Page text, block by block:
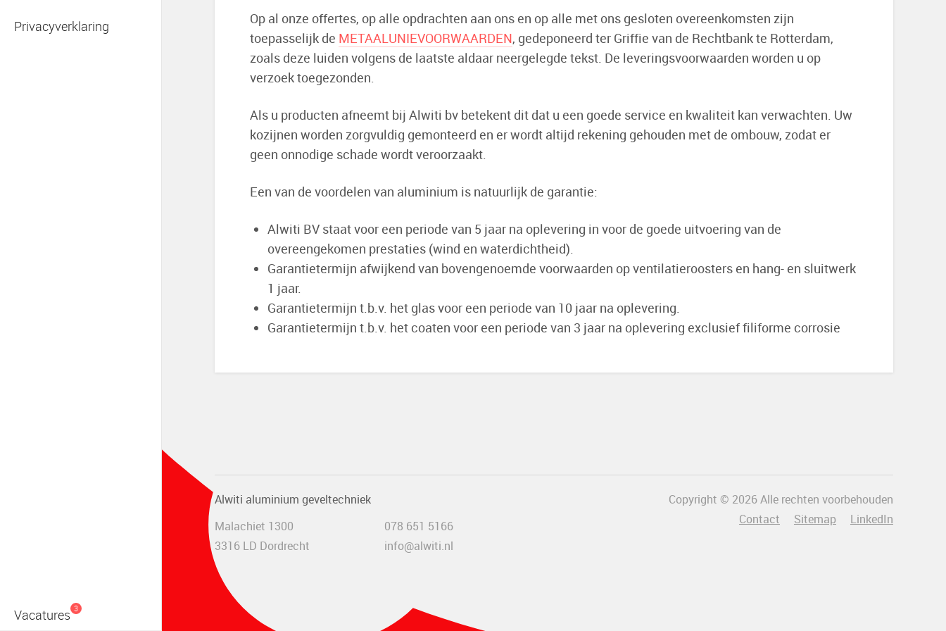
Privacyverklaring
Vacatures 3
Op al onze offertes, op alle opdrachten aan ons en op alle met ons gesloten overeenkomsten zijn
toepasselijk de METAALUNIEVOORWAARDEN, gedeponeerd ter Griffie van de Rechtbank te Rotterdam,
zoals deze luiden volgens de laatste aldaar neergelegde tekst. De leveringsvoorwaarden worden u op
verzoek toegezonden.
Als u producten afneemt bij Alwiti bv betekent dit dat u een goede service en kwaliteit kan verwachten. Uw
kozijnen worden zorgvuldig gemonteerd en er wordt altijd rekening gehouden met de ombouw, zodat er
geen onnodige schade wordt veroorzaakt.
Een van de voordelen van aluminium is natuurlijk de garantie:
Alwiti BV staat voor een periode van 5 jaar na oplevering in voor de goede uitvoering van de
overeengekomen prestaties (wind en waterdichtheid).
Garantietermijn afwijkend van bovengenoemde voorwaarden op ventilatieroosters en hang- en sluitwerk
1 jaar.
Garantietermijn t.b.v. het glas voor een periode van 10 jaar na oplevering.
Garantietermijn t.b.v. het coaten voor een periode van 3 jaar na oplevering exclusief filiforme corrosie
Alwiti aluminium geveltechniek
Malachiet 1300
3316 LD Dordrecht
078 651 5166
info@alwiti.nl
Copyright © 2026 Alle rechten voorbehouden
Contact
Sitemap LinkedIn